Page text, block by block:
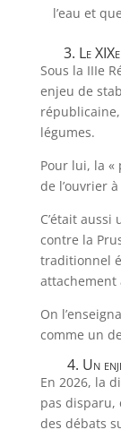
l’eau et
3. Le
Sous la IIIe
enjeu de
légumes.
Pour lui, la «
de l’ouvrier
C’était aussi
contre la
traditionnel
attachement
On
comme un
4. Un
En 2026, la
pas disparu,
des débats